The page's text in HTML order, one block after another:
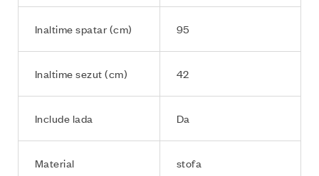
Inaltime spatar (cm) 95
Inaltime sezut (cm) 42
Include lada Da
Material stofa